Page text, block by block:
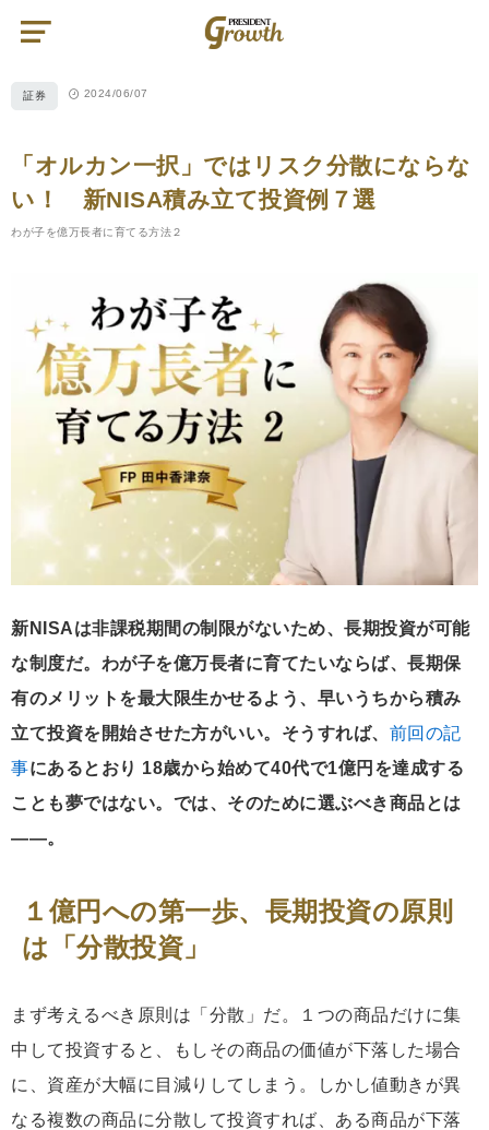
Growth（プ
証券 2024/06/07
「オルカン一択」ではリスク分散にならな
い！ 新NISA積み立て投資例７選
わが子を億万長者に育てる方法２
新NISAは非課税期間の制限がないため、長期投資が可能
な制度だ。わが子を億万長者に育てたいならば、長期保
有のメリットを最大限生かせるよう、早いうちから積み
立て投資を開始させた方がいい。そうすれば、 前回の記
事にあるとおり 18歳から始めて40代で1億円を達成する
ことも夢ではない。では、そのために選ぶべき商品とは
――。
１億円への第一歩、長期投資の原則
は「分散投資」
まず考えるべき原則は「分散」だ。１つの商品だけに集
中して投資すると、もしその商品の価値が下落した場合
に、資産が大幅に目減りしてしまう。しかし値動きが異
なる複数の商品に分散して投資すれば、ある商品が下落